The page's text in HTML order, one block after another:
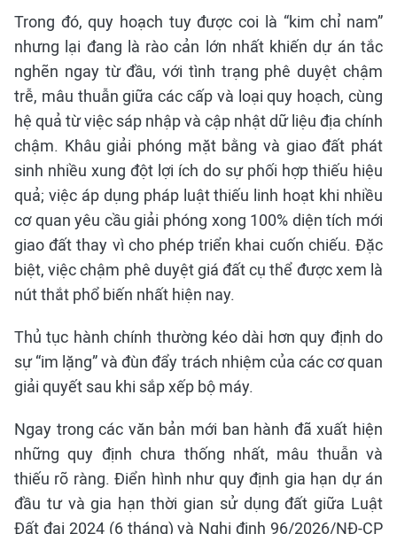
Trong đó, quy hoạch tuy được coi là “kim chỉ nam”
nhưng lại đang là rào cản lớn nhất khiến dự án tắc
nghẽn ngay từ đầu, với tình trạng phê duyệt chậm
trễ, mâu thuẫn giữa các cấp và loại quy hoạch, cùng
hệ quả từ việc sáp nhập và cập nhật dữ liệu địa chính
chậm. Khâu giải phóng mặt bằng và giao đất phát
sinh nhiều xung đột lợi ích do sự phối hợp thiếu hiệu
quả; việc áp dụng pháp luật thiếu linh hoạt khi nhiều
cơ quan yêu cầu giải phóng xong 100% diện tích mới
giao đất thay vì cho phép triển khai cuốn chiếu. Đặc
biệt, việc chậm phê duyệt giá đất cụ thể được xem là
nút thắt phổ biến nhất hiện nay.
Thủ tục hành chính thường kéo dài hơn quy định do
sự “im lặng” và đùn đẩy trách nhiệm của các cơ quan
giải quyết sau khi sắp xếp bộ máy.
Ngay trong các văn bản mới ban hành đã xuất hiện
những quy định chưa thống nhất, mâu thuẫn và
thiếu rõ ràng. Điển hình như quy định gia hạn dự án
đầu tư và gia hạn thời gian sử dụng đất giữa Luật
Đất đai 2024 (6 tháng) và Nghị định 96/2026/NĐ-CP